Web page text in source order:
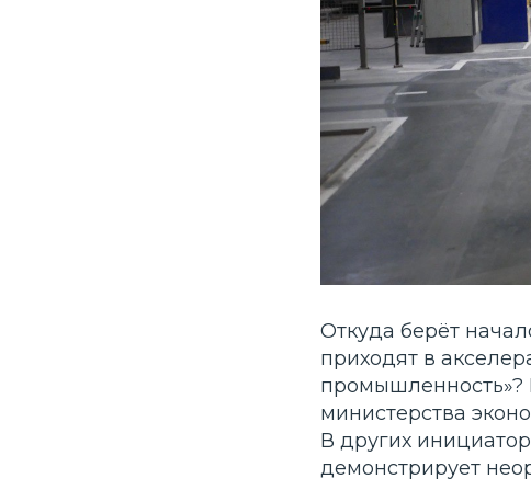
Откуда берёт
приходят в
министерства
В других
демонстрирует